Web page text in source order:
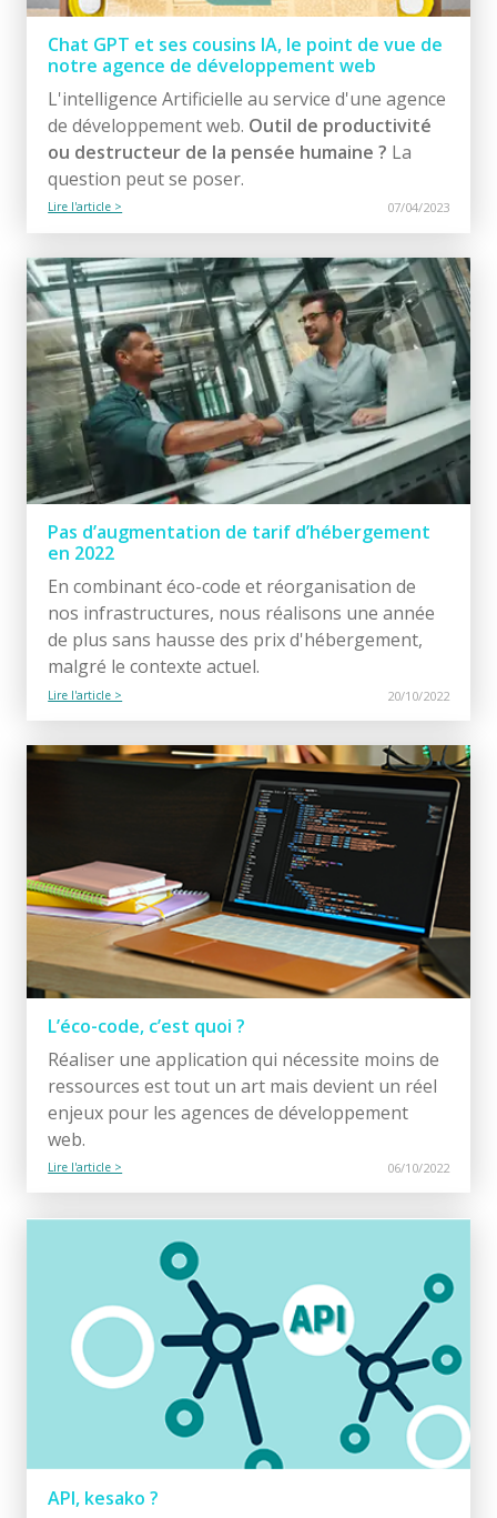
Chat GPT et ses cousins IA, le point de vue de
notre agence de développement web
L'intelligence Artificielle au service d'une agence
de développement web. Outil de productivité
ou destructeur de la pensée humaine ? La
question peut se poser.
Lire l'article > 07/04/2023
Pas d’augmentation de tarif d’hébergement
en 2022
En combinant éco-code et réorganisation de
nos infrastructures, nous réalisons une année
de plus sans hausse des prix d'hébergement,
malgré le contexte actuel.
Lire l'article > 20/10/2022
L’éco-code, c’est quoi ?
Réaliser une application qui nécessite moins de
ressources est tout un art mais devient un réel
enjeux pour les agences de développement
web.
Lire l'article > 06/10/2022
API, kesako ?